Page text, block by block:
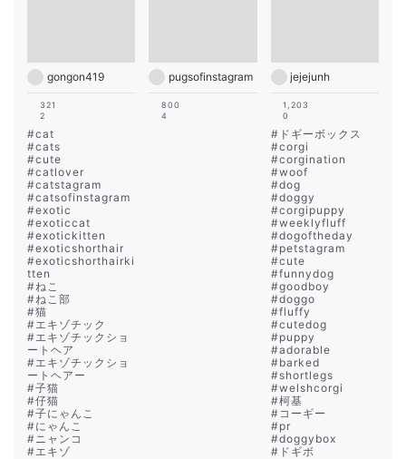
gongon419
321
2
#cat
#cats
#cute
#catlover
#catstagram
#catsofinstagram
#exotic
#exoticcat
#exotickitten
#exoticshorthair
#exoticshorthairki
tten
#ねこ
#ねこ部
#猫
#エキゾチック
#エキゾチックショ
ートヘア
#エキゾチックショ
ートヘアー
#子猫
#仔猫
#子にゃんこ
#にゃんこ
#ニャンコ
#エキゾ
pugsofinstagram
800
4
jejejunh
1,203
0
# ドギーボックス
#corgi
#corgination
#woof
#dog
#doggy
#corgipuppy
#weeklyfluff
#dogoftheday
#petstagram
#cute
#funnydog
#goodboy
#doggo
#fluffy
#cutedog
#puppy
#adorable
#barked
#shortlegs
#welshcorgi
#柯基
# コーギー
#pr
#doggybox
# ドギボ